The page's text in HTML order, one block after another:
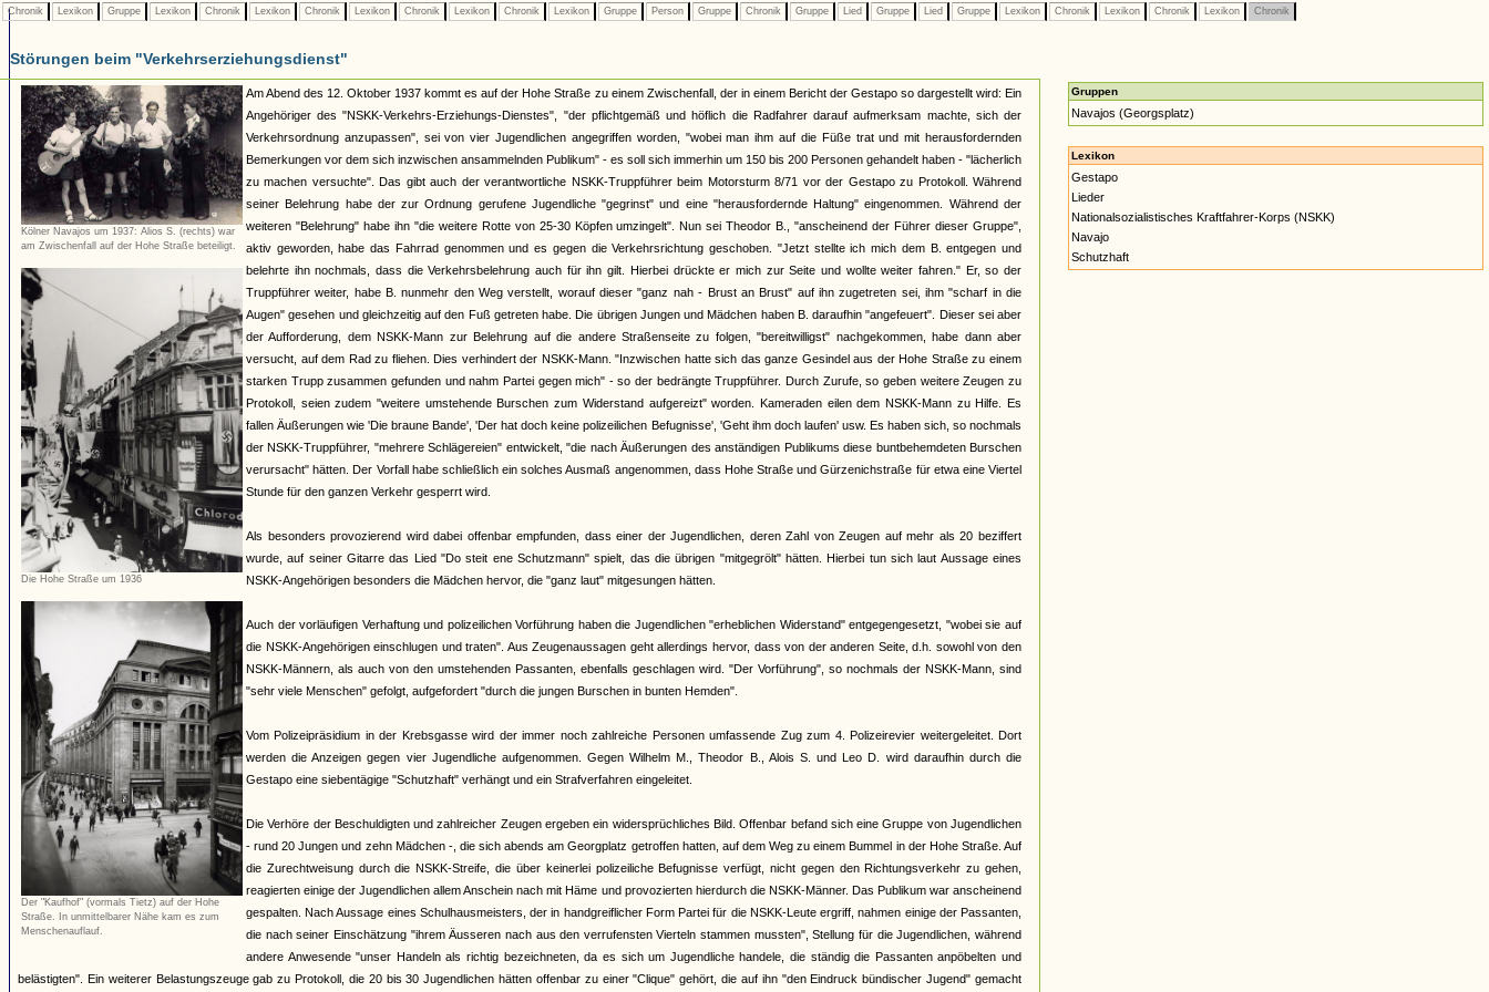
Chronik Lexikon Gruppe Lexikon Chronik Lexikon Chronik Lexikon Chronik Lexikon Chronik Lexikon Gruppe Person Gruppe Chronik Gruppe Lied Gruppe Lied Gruppe Lexikon Chronik Lexikon Chronik Lexikon Chronik
Störungen beim "Verkehrserziehungsdienst"
Kölner Navajos um 1937: Alios S. (rechts) war
am Zwischenfall auf der Hohe Straße beteiligt.
Die Hohe Straße um 1936
Der "Kaufhof" (vormals Tietz) auf der Hohe
Straße. In unmittelbarer Nähe kam es zum
Menschenauflauf.
Am Abend des 12. Oktober 1937 kommt es auf der Hohe Straße zu einem Zwischenfall, der in einem Bericht der Gestapo so dargestellt wird: Ein
Angehöriger des "NSKK-Verkehrs-Erziehungs-Dienstes", "der pflichtgemäß und höflich die Radfahrer darauf aufmerksam machte, sich der
Verkehrsordnung anzupassen", sei von vier Jugendlichen angegriffen worden, "wobei man ihm auf die Füße trat und mit herausfordernden
Bemerkungen vor dem sich inzwischen ansammelnden Publikum" - es soll sich immerhin um 150 bis 200 Personen gehandelt haben - "lächerlich
zu machen versuchte". Das gibt auch der verantwortliche NSKK-Truppführer beim Motorsturm 8/71 vor der Gestapo zu Protokoll. Während
seiner Belehrung habe der zur Ordnung gerufene Jugendliche "gegrinst" und eine "herausfordernde Haltung" eingenommen. Während der
weiteren "Belehrung" habe ihn "die weitere Rotte von 25-30 Köpfen umzingelt". Nun sei Theodor B., "anscheinend der Führer dieser Gruppe",
aktiv geworden, habe das Fahrrad genommen und es gegen die Verkehrsrichtung geschoben. "Jetzt stellte ich mich dem B. entgegen und
belehrte ihn nochmals, dass die Verkehrsbelehrung auch für ihn gilt. Hierbei drückte er mich zur Seite und wollte weiter fahren." Er, so der
Truppführer weiter, habe B. nunmehr den Weg verstellt, worauf dieser "ganz nah - Brust an Brust" auf ihn zugetreten sei, ihm "scharf in die
Augen" gesehen und gleichzeitig auf den Fuß getreten habe. Die übrigen Jungen und Mädchen haben B. daraufhin "angefeuert". Dieser sei aber
der Aufforderung, dem NSKK-Mann zur Belehrung auf die andere Straßenseite zu folgen, "bereitwilligst" nachgekommen, habe dann aber
versucht, auf dem Rad zu fliehen. Dies verhindert der NSKK-Mann. "Inzwischen hatte sich das ganze Gesindel aus der Hohe Straße zu einem
starken Trupp zusammen gefunden und nahm Partei gegen mich" - so der bedrängte Truppführer. Durch Zurufe, so geben weitere Zeugen zu
Protokoll, seien zudem "weitere umstehende Burschen zum Widerstand aufgereizt" worden. Kameraden eilen dem NSKK-Mann zu Hilfe. Es
fallen Äußerungen wie 'Die braune Bande', 'Der hat doch keine polizeilichen Befugnisse', 'Geht ihm doch laufen' usw. Es haben sich, so nochmals
der NSKK-Truppführer, "mehrere Schlägereien" entwickelt, "die nach Äußerungen des anständigen Publikums diese buntbehemdeten Burschen
verursacht" hätten. Der Vorfall habe schließlich ein solches Ausmaß angenommen, dass Hohe Straße und Gürzenichstraße für etwa eine Viertel
Stunde für den ganzen Verkehr gesperrt wird.
Als besonders provozierend wird dabei offenbar empfunden, dass einer der Jugendlichen, deren Zahl von Zeugen auf mehr als 20 beziffert
wurde, auf seiner Gitarre das Lied "Do steit ene Schutzmann" spielt, das die übrigen "mitgegrölt" hätten. Hierbei tun sich laut Aussage eines
NSKK-Angehörigen besonders die Mädchen hervor, die "ganz laut" mitgesungen hätten.
Auch der vorläufigen Verhaftung und polizeilichen Vorführung haben die Jugendlichen "erheblichen Widerstand" entgegengesetzt, "wobei sie auf
die NSKK-Angehörigen einschlugen und traten". Aus Zeugenaussagen geht allerdings hervor, dass von der anderen Seite, d.h. sowohl von den
NSKK-Männern, als auch von den umstehenden Passanten, ebenfalls geschlagen wird. "Der Vorführung", so nochmals der NSKK-Mann, sind
"sehr viele Menschen" gefolgt, aufgefordert "durch die jungen Burschen in bunten Hemden".
Vom Polizeipräsidium in der Krebsgasse wird der immer noch zahlreiche Personen umfassende Zug zum 4. Polizeirevier weitergeleitet. Dort
werden die Anzeigen gegen vier Jugendliche aufgenommen. Gegen Wilhelm M., Theodor B., Alois S. und Leo D. wird daraufhin durch die
Gestapo eine siebentägige "Schutzhaft" verhängt und ein Strafverfahren eingeleitet.
Die Verhöre der Beschuldigten und zahlreicher Zeugen ergeben ein widersprüchliches Bild. Offenbar befand sich eine Gruppe von Jugendlichen
- rund 20 Jungen und zehn Mädchen -, die sich abends am Georgplatz getroffen hatten, auf dem Weg zu einem Bummel in der Hohe Straße. Auf
die Zurechtweisung durch die NSKK-Streife, die über keinerlei polizeiliche Befugnisse verfügt, nicht gegen den Richtungsverkehr zu gehen,
reagierten einige der Jugendlichen allem Anschein nach mit Häme und provozierten hierdurch die NSKK-Männer. Das Publikum war anscheinend
gespalten. Nach Aussage eines Schulhausmeisters, der in handgreiflicher Form Partei für die NSKK-Leute ergriff, nahmen einige der Passanten,
die nach seiner Einschätzung "ihrem Äusseren nach aus den verrufensten Vierteln stammen mussten", Stellung für die Jugendlichen, während
andere Anwesende "unser Handeln als richtig bezeichneten, da es sich um Jugendliche handele, die ständig die Passanten anpöbelten und
belästigten". Ein weiterer Belastungszeuge gab zu Protokoll, die 20 bis 30 Jugendlichen hätten offenbar zu einer "Clique" gehört, die auf ihn "den Eindruck bündischer Jugend" gemacht
Gruppen
Navajos (Georgsplatz)
Lexikon
Gestapo
Lieder
Nationalsozialistisches Kraftfahrer-Korps (NSKK)
Navajo
Schutzhaft